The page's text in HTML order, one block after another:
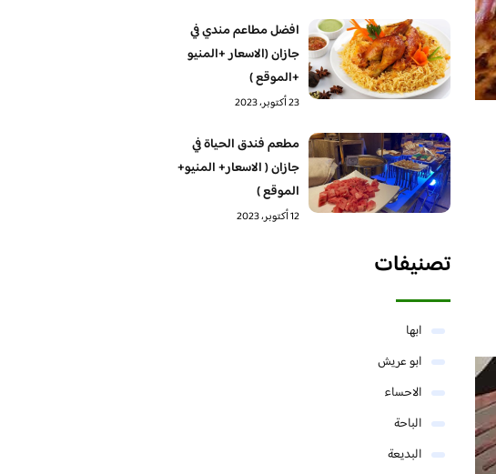
افضل مطاعم مندي في
جازان (الاسعار +المنيو
+الموقع )
23 أكتوبر، 2023
مطعم فندق الحياة في
جازان ( الاسعار+ المنيو+
الموقع )
12 أكتوبر، 2023
تصنيفات
ابها
ابو عريش
الاحساء
الباحة
البديعة